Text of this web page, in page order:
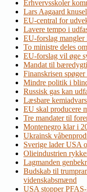
Erhvervsskoler
Lars Aagaard
EU-central for
Lavere tempo i
EU-forslag mangler
To ministre deles
EU-forslag vil øge
Mandat til
Finanskrisen
Mindre politik i
Russisk gas kan
Læsbare
EU skal producere
Tre mandater til
Montenegro klar i
Ukrainsk
Sverige lader USA
Olieindustrien
Lagmanden
Budskab til
videnskabsmænd
USA stopper